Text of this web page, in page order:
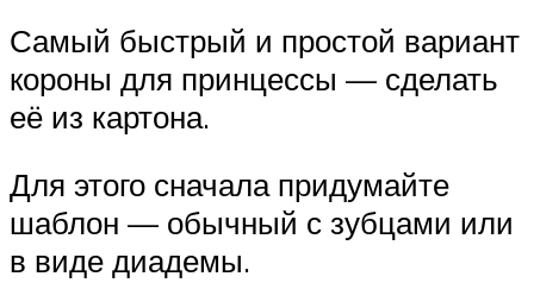
Самый быстрый и простой вариант
короны для принцессы — сделать
её из картона.
Для этого сначала придумайте
шаблон — обычный с зубцами или
в виде диадемы.